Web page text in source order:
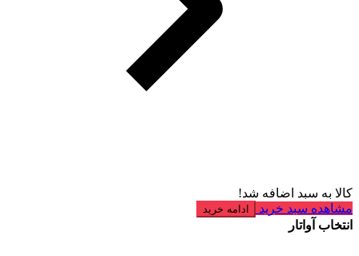
کالا به سبد اضافه شد!
مشاهده سبد خرید
ادامه خرید
انتخاب آواتار